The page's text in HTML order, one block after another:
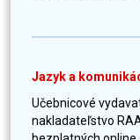
Jazyk a
Učebnicové
nakladateľstvo